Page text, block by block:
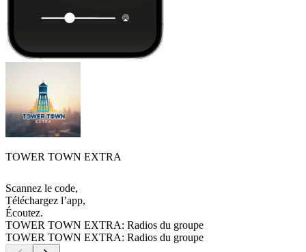
TOWER TOWN EXTRA
Scannez le code,
Téléchargez l’app,
Écoutez.
TOWER TOWN EXTRA: Radios du groupe
TOWER TOWN EXTRA: Radios du groupe